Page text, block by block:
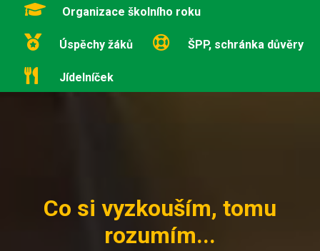
Organizace školního roku
Úspěchy žáků ŠPP, schránka důvěry
Jídelníček
Co si vyzkouším, tomu
rozumím...